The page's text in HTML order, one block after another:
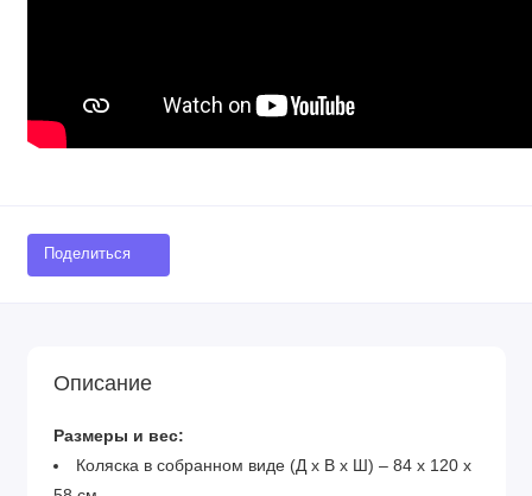
Поделиться
Описание
Размеры и вес:
Коляска в собранном виде (Д х В х Ш) – 84 х 120 х